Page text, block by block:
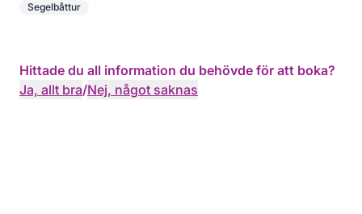
Segelbåttur
Hittade du all information du behövde för att boka?
Ja, allt bra/Nej, något saknas